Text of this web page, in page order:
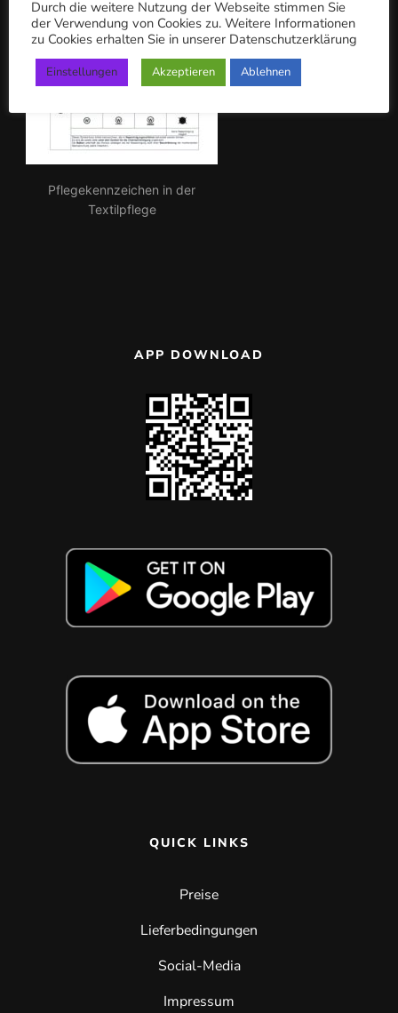
Pflegekennzeichen in der
Textilpflege
APP DOWNLOAD
QUICK LINKS
Preise
Lieferbedingungen
Social-Media
Impressum
Durch die weitere Nutzung der Webseite stimmen Sie
der Verwendung von Cookies zu. Weitere Informationen
zu Cookies erhalten Sie in unserer Datenschutzerklärung
Einstellungen Akzeptieren Ablehnen